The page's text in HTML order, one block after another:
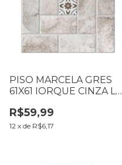
PISO MARCELA GRES
61X61 IORQUE CINZA LD
L015)
R$59,99
12 x de R$6,17